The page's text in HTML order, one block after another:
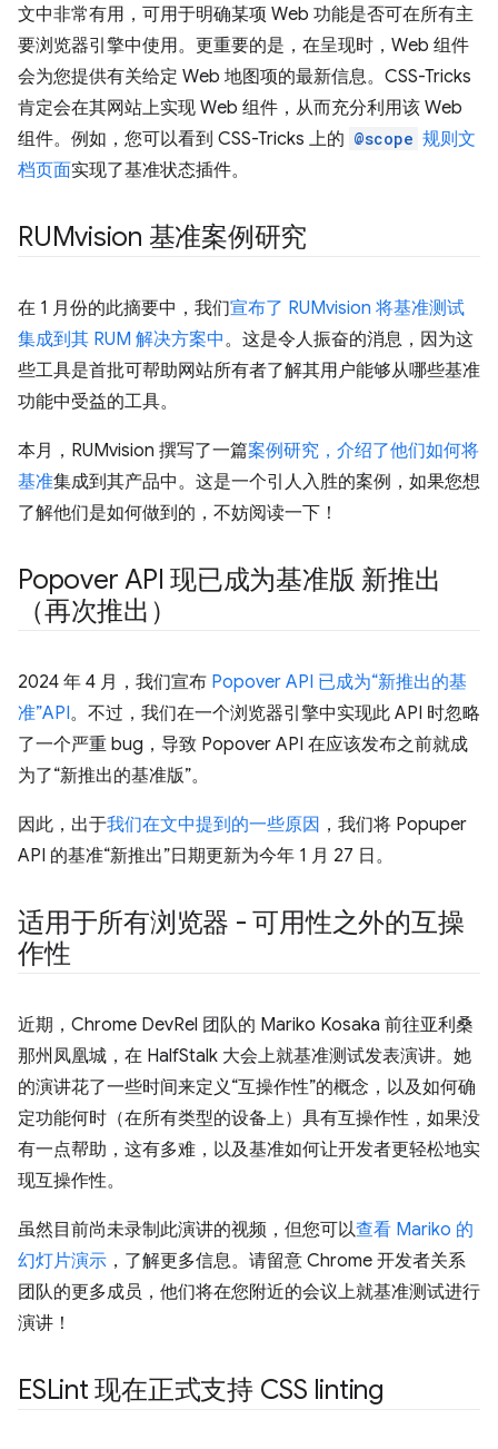
文中非常有用，可用于明确某项 Web 功能是否可在所有主
要浏览器引擎中使用。更重要的是，在呈现时，Web 组件
会为您提供有关给定 Web 地图项的最新信息。CSS-Tricks
肯定会在其网站上实现 Web 组件，从而充分利用该 Web
组件。例如，您可以看到 CSS-Tricks 上的 @scope 规则文
档页面实现了基准状态插件。
RUMvision 基准案例研究
在 1 月份的此摘要中，我们宣布了 RUMvision 将基准测试
集成到其 RUM 解决方案中。这是令人振奋的消息，因为这
些工具是首批可帮助网站所有者了解其用户能够从哪些基准
功能中受益的工具。
本月，RUMvision 撰写了一篇案例研究，介绍了他们如何将
基准集成到其产品中。这是一个引人入胜的案例，如果您想
了解他们是如何做到的，不妨阅读一下！
Popover API 现已成为基准版 新推出
（再次推出）
2024 年 4 月，我们宣布 Popover API 已成为“新推出的基
准”API。不过，我们在一个浏览器引擎中实现此 API 时忽略
了一个严重 bug，导致 Popover API 在应该发布之前就成
为了“新推出的基准版”。
因此，出于我们在文中提到的一些原因 ，我们将 Popuper
API 的基准“新推出”日期更新为今年 1 月 27 日。
适用于所有浏览器 - 可用性之外的互操
作性
近期，Chrome DevRel 团队的 Mariko Kosaka 前往亚利桑
那州凤凰城，在 HalfStalk 大会上就基准测试发表演讲。她
的演讲花了一些时间来定义“互操作性”的概念，以及如何确
定功能何时（在所有类型的设备上）具有互操作性，如果没
有一点帮助，这有多难，以及基准如何让开发者更轻松地实
现互操作性。
虽然目前尚未录制此演讲的视频，但您可以查看 Mariko 的
幻灯片演示 ，了解更多信息。请留意 Chrome 开发者关系
团队的更多成员，他们将在您附近的会议上就基准测试进行
演讲！
ESLint 现在正式支持 CSS linting